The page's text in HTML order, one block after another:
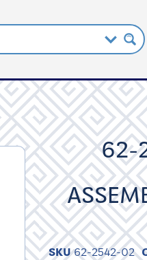
62-
SKU62-2542-02